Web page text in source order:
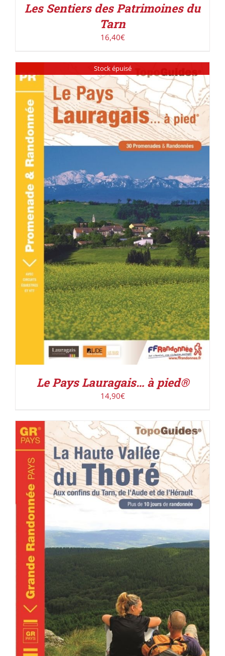
Les Sentiers des Patrimoines du
Tarn
16,40€
Stock épuisé
DÉTAILS
Le Pays Lauragais… à pied®
14,90€
ACHETER LE PRODUIT /